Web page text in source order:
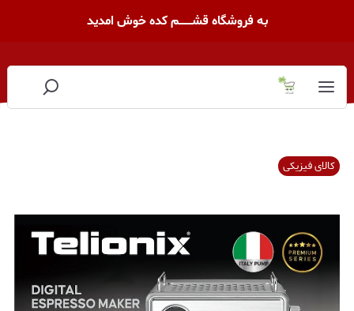
به فروشگاه قشــــــــم کده خوش امدید
کالای فیزیکی